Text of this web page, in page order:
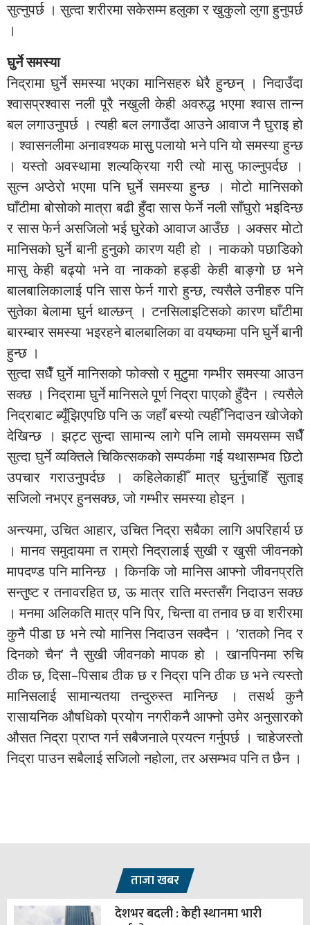
सुत्नुपर्छ । सुत्दा शरीरमा सकेसम्म हलुका र खुकुलो लुगा हुनुपर्छ
।
घुर्ने समस्या
निद्रामा घुर्ने समस्या भएका मानिसहरु धेरै हुन्छन् । निदाउँदा
श्वासप्रश्वास नली पूरै नखुली केही अवरुद्ध भएमा श्वास तान्न
बल लगाउनुपर्छ । त्यही बल लगाउँदा आउने आवाज नै घुराइ हो
। श्वासनलीमा अनावश्यक मासु पलायो भने पनि यो समस्या हुन्छ
। यस्तो अवस्थामा शल्यक्रिया गरी त्यो मासु फाल्नुपर्दछ ।
सुत्न अप्ठेरो भएमा पनि घुर्ने समस्या हुन्छ । मोटो मानिसको
घाँटीमा बोसोको मात्रा बढी हुँदा सास फेर्ने नली साँघुरो भइदिन्छ
र सास फेर्न असजिलो भई घुरेको आवाज आउँछ । अक्सर मोटो
मानिसको घुर्ने बानी हुनुको कारण यही हो । नाकको पछाडिको
मासु केही बढ्यो भने वा नाकको हड्डी केही बाङ्गो छ भने
बालबालिकालाई पनि सास फेर्न गारो हुन्छ, त्यसैले उनीहरु पनि
सुतेका बेलामा घुर्न थाल्छन् । टनसिलाइटिसको कारण घाँटीमा
बारम्बार समस्या भइरहने बालबालिका वा वयष्कमा पनि घुर्ने बानी
हुन्छ ।
सुत्दा सधैँ घुर्ने मानिसको फोक्सो र मुटुमा गम्भीर समस्या आउन
सक्छ । निद्रामा घुर्ने मानिसले पूर्ण निद्रा पाएको हुँदैन । त्यसैले
निद्राबाट ब्यूँझिएपछि पनि ऊ जहाँ बस्यो त्यहीँ निदाउन खोजेको
देखिन्छ । झट्ट सुन्दा सामान्य लागे पनि लामो समयसम्म सधैँ
सुत्दा घुर्ने व्यक्तिले चिकित्सकको सम्पर्कमा गई यथासम्भव छिटो
उपचार गराउनुपर्दछ । कहिलेकाहीँ मात्र घुर्नुचाहिँ सुताइ
सजिलो नभएर हुनसक्छ, जो गम्भीर समस्या होइन ।
अन्त्यमा, उचित आहार, उचित निद्रा सबैका लागि अपरिहार्य छ
। मानव समुदायमा त राम्रो निद्रालाई सुखी र खुसी जीवनको
मापदण्ड पनि मानिन्छ । किनकि जो मानिस आफ्नो जीवनप्रति
सन्तुष्ट र तनावरहित छ, ऊ मात्र राति मस्तसँग निदाउन सक्छ
। मनमा अलिकति मात्र पनि पिर, चिन्ता वा तनाव छ वा शरीरमा
कुनै पीडा छ भने त्यो मानिस निदाउन सक्दैन । ‘रातको निद र
दिनको चैन’ नै सुखी जीवनको मापक हो । खानपिनमा रुचि
ठीक छ, दिसा–पिसाब ठीक छ र निद्रा पनि ठीक छ भने त्यस्तो
मानिसलाई सामान्यतया तन्दुरुस्त मानिन्छ । तसर्थ कुनै
रासायनिक औषधिको प्रयोग नगरीकनै आफ्नो उमेर अनुसारको
औसत निद्रा प्राप्त गर्न सबैजनाले प्रयत्न गर्नुपर्छ । चाहेजस्तो
निद्रा पाउन सबैलाई सजिलो नहोला, तर असम्भव पनि त छैन ।
ताजा खबर
देशभर बदली : केही स्थानमा भारी